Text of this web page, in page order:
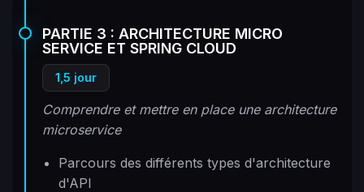
PARTIE 3 : ARCHITECTURE MICRO
SERVICE ET SPRING CLOUD
1,5 jour
Comprendre et mettre en place une architecture
microservice
Parcours des différents types d'architecture
d'API